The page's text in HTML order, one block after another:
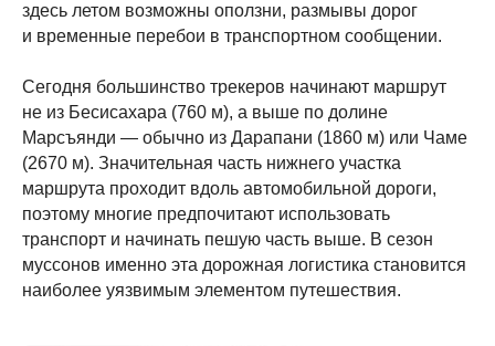
здесь летом возможны оползни, размывы дорог
и временные перебои в транспортном сообщении.
Сегодня большинство трекеров начинают маршрут
не из Бесисахара (760 м), а выше по долине
Марсъянди — обычно из Дарапани (1860 м) или Чаме
(2670 м). Значительная часть нижнего участка
маршрута проходит вдоль автомобильной дороги,
поэтому многие предпочитают использовать
транспорт и начинать пешую часть выше. В сезон
муссонов именно эта дорожная логистика становится
наиболее уязвимым элементом путешествия.